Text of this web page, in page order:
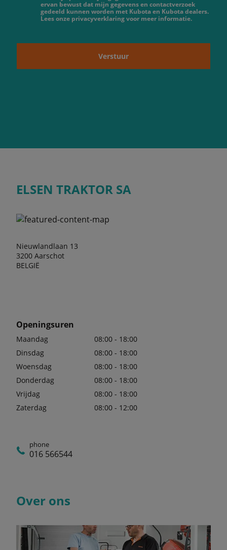
ervan bewust dat mijn gegevens en contactverzoek
gedeeld kunnen worden met Kubota en Kubota dealers.
Lees onze privacyverklaring voor meer informatie.
Verstuur
ELSEN TRAKTOR SA
Nieuwlandlaan 13
3200 Aarschot
BELGIË
Openingsuren
Maandag
08:00 - 18:00
Dinsdag
08:00 - 18:00
Woensdag
08:00 - 18:00
Donderdag
08:00 - 18:00
Vrijdag
08:00 - 18:00
Zaterdag
08:00 - 12:00
phone
016 566544
Over ons